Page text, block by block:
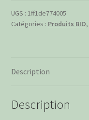
Rouge
INITIALE
Chinian
UGS : 1ff1de774005
Catégories : Produits BIO,
Description
Description